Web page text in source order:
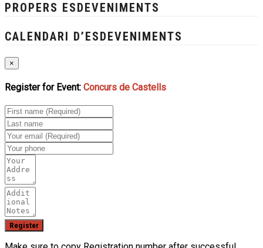
PROPERS ESDEVENIMENTS
CALENDARI D’ESDEVENIMENTS
×
Register for Event: Concurs de Castells